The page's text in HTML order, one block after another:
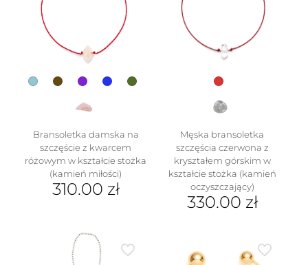
stronie
produktu
Bransoletka damska na
szczęście z kwarcem
różowym w kształcie stożka
(kamień miłości)
310.00 zł
ma
wiele
wariantów.
Męska bransoletka
szczęścia czerwona z
kryształem górskim w
kształcie stożka (kamień
oczyszczający)
330.00 zł